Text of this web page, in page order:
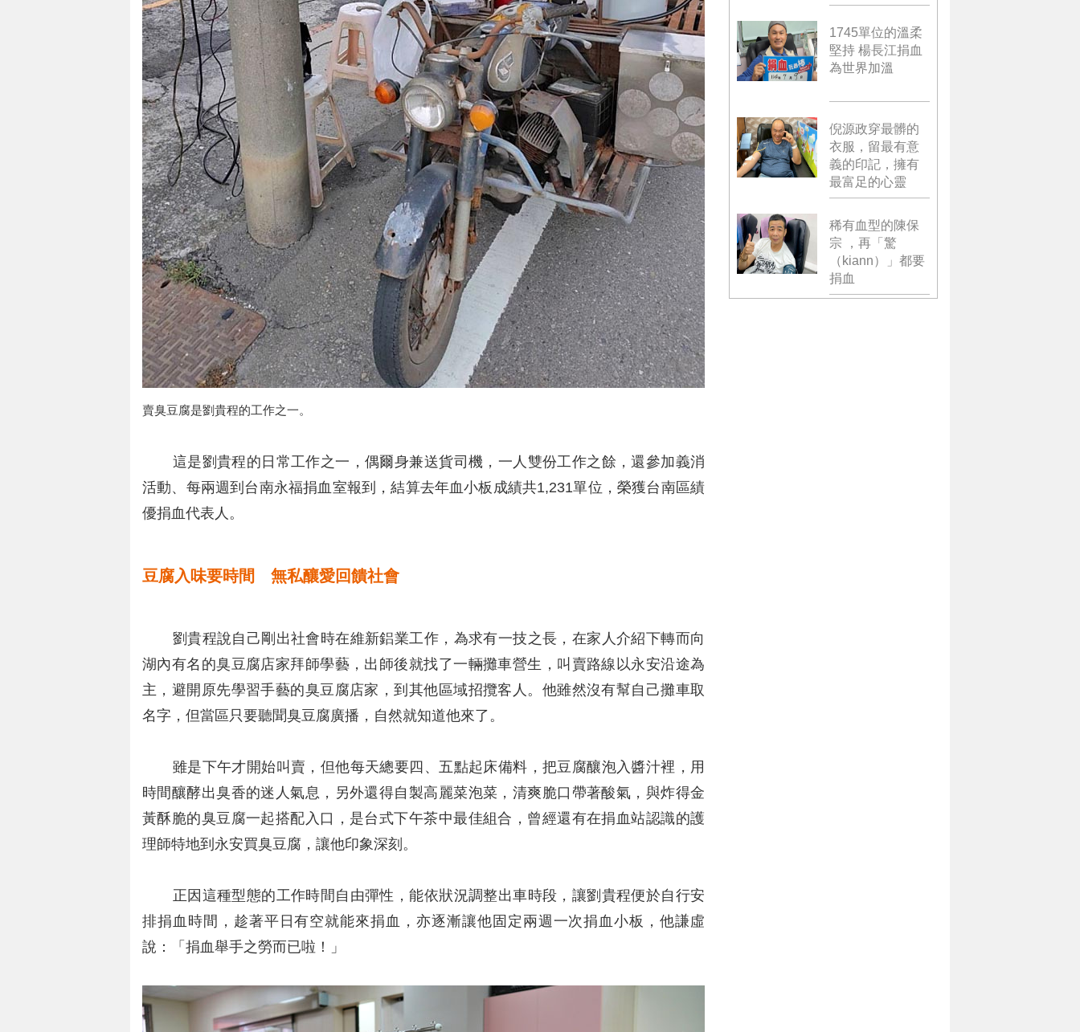
賣臭豆腐是劉貴程的工作之一。
這是劉貴程的日常工作之一，偶爾身兼送貨司機，一人雙份工作之餘，還參加義消
活動、每兩週到台南永福捐血室報到，結算去年血小板成績共1,231單位，榮獲台南區績
優捐血代表人。
豆腐入味要時間 無私釀愛回饋社會
劉貴程說自己剛出社會時在維新鋁業工作，為求有一技之長，在家人介紹下轉而向
湖內有名的臭豆腐店家拜師學藝，出師後就找了一輛攤車營生，叫賣路線以永安沿途為
主，避開原先學習手藝的臭豆腐店家，到其他區域招攬客人。他雖然沒有幫自己攤車取
名字，但當區只要聽聞臭豆腐廣播，自然就知道他來了。
雖是下午才開始叫賣，但他每天總要四、五點起床備料，把豆腐釀泡入醬汁裡，用
時間釀酵出臭香的迷人氣息，另外還得自製高麗菜泡菜，清爽脆口帶著酸氣，與炸得金
黃酥脆的臭豆腐一起搭配入口，是台式下午茶中最佳組合，曾經還有在捐血站認識的護
理師特地到永安買臭豆腐，讓他印象深刻。
正因這種型態的工作時間自由彈性，能依狀況調整出車時段，讓劉貴程便於自行安
排捐血時間，趁著平日有空就能來捐血，亦逐漸讓他固定兩週一次捐血小板，他謙虛
說：「捐血舉手之勞而已啦！」
1745單位的溫柔
堅持 楊長江捐血
為世界加溫
倪源政穿最髒的
衣服，留最有意
義的印記，擁有
最富足的心靈
稀有血型的陳保
宗 ，再「驚
（kiann）」都要
捐血